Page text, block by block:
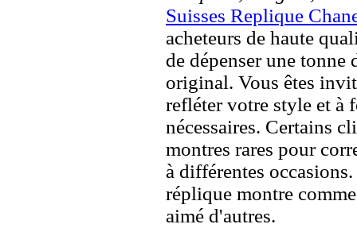
Suisses Replique
acheteurs de haute
de dépenser une
original. Vous êtes
refléter votre style et à
nécessaires. Certains
montres rares pour
à différentes
réplique montre
aimé d'autres.